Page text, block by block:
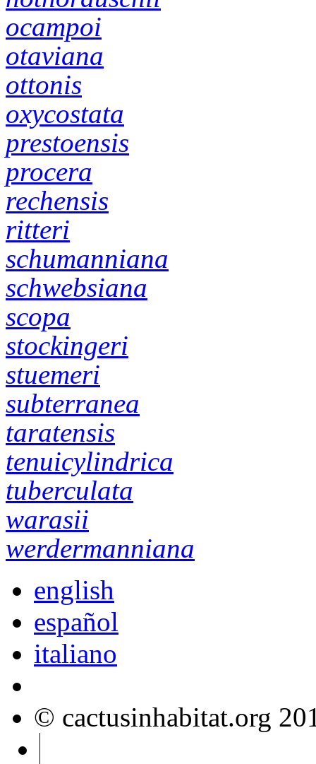
ocampoi
otaviana
ottonis
oxycostata
prestoensis
procera
rechensis
ritteri
schumanniana
schwebsiana
scopa
stockingeri
stuemeri
subterranea
taratensis
tenuicylindrica
tuberculata
warasii
werdermanniana
english
español
italiano
© cactusinhabitat.org